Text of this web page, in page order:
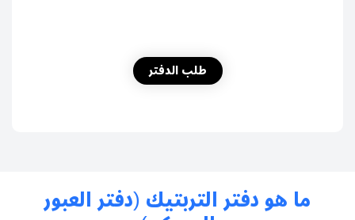
طلب الدفتر
ما هو دفتر التربتيك (دفتر العبور